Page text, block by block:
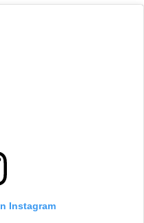
Instagram